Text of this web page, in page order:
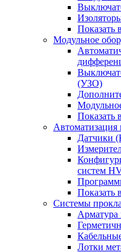
Показать
Модульное
(УЗО)
Показать
Датчики
систем
Показать
Системы
Лотки